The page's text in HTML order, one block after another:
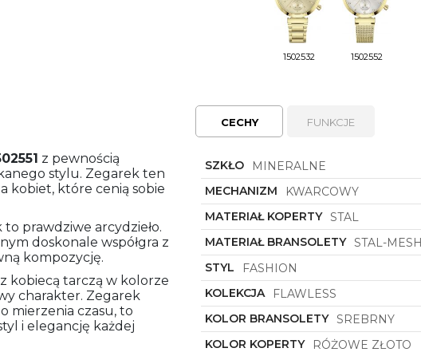
1502532 1502552
z pewnością
stylu. Zegarek ten
kobiet, które cenią sobie
prawdziwe arcydzieło.
doskonale współgra z
kompozycję.
kobiecą tarczą w kolorze
charakter. Zegarek
mierzenia czasu, to
i elegancję każdej
CECHY FUNKCJE
SZKŁO
MINERALNE
MECHANIZM
KWARCOWY
MATERIAŁ KOPERTY STAL
MATERIAŁ BRANSOLETY STAL-MESH
STYL
FASHION
KOLEKCJA
FLAWLESS
KOLOR BRANSOLETY SREBRNY
KOLOR KOPERTY
RÓŻOWE ZŁOTO